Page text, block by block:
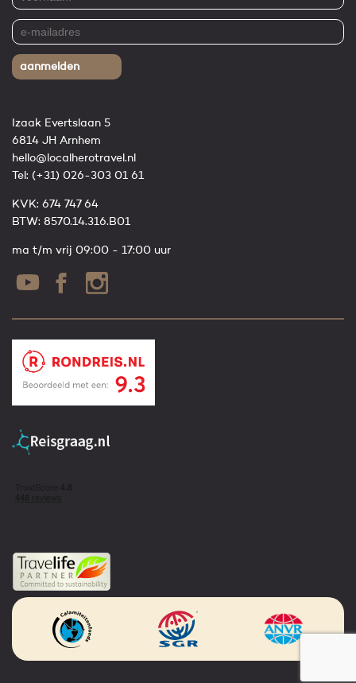
aanmelden
Izaak Evertslaan 5
6814 JH Arnhem
hello@localherotravel.nl
Tel: (+31) 026-303 01 61
KVK: 674 747 64
BTW: 8570.14.316.B01
ma t/m vrij 09:00 - 17:00 uur